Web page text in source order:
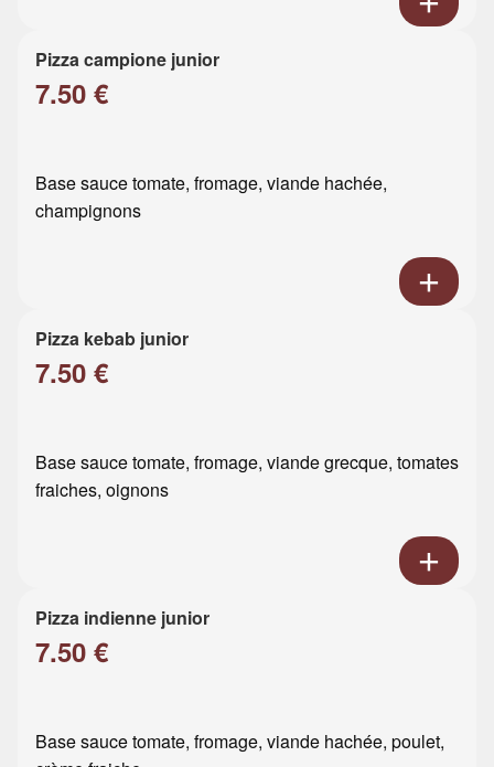
Pizza campione junior
7.50 €
Base sauce tomate, fromage, viande hachée,
champignons
Pizza kebab junior
7.50 €
Base sauce tomate, fromage, viande grecque, tomates
fraiches, oignons
Pizza indienne junior
7.50 €
Base sauce tomate, fromage, viande hachée, poulet,